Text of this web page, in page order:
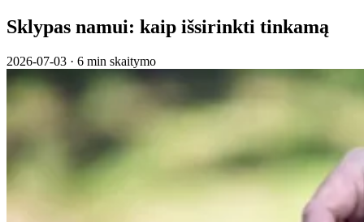
Sklypas namui: kaip išsirinkti tinkamą
2026-07-03 · 6 min skaitymo